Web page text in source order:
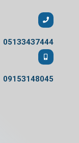
05133437444
09153148045